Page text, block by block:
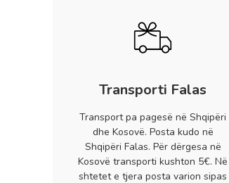
Transporti Falas
Transport pa pagesë në Shqipëri
dhe Kosovë. Posta kudo në
Shqipëri Falas. Për dërgesa në
Kosovë transporti kushton 5€. Në
shtetet e tjera posta varion sipas